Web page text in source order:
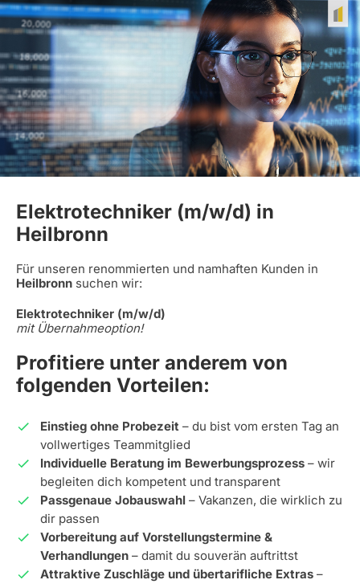
Elektrotechniker (m/w/d) in
Heilbronn
Für unseren renommierten und namhaften Kunden in
Heilbronn suchen wir:
Elektrotechniker (m/w/d)
mit Übernahmeoption!
Profitiere unter anderem von
folgenden Vorteilen:
Einstieg ohne Probezeit – du bist vom ersten Tag an
vollwertiges Teammitglied
Individuelle Beratung im Bewerbungsprozess – wir
begleiten dich kompetent und transparent
Passgenaue Jobauswahl – Vakanzen, die wirklich zu
dir passen
Vorbereitung auf Vorstellungstermine &
Verhandlungen – damit du souverän auftrittst
Attraktive Zuschläge und übertarifliche Extras –